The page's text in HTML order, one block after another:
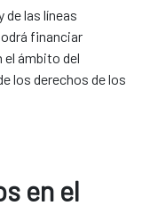
de las líneas
financiar
ámbito del
los derechos de los
en el